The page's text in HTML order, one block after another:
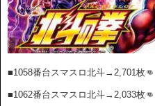
■1058番台スマスロ北斗→2,701枚👊
■1062番台スマスロ北斗→2,033枚👊